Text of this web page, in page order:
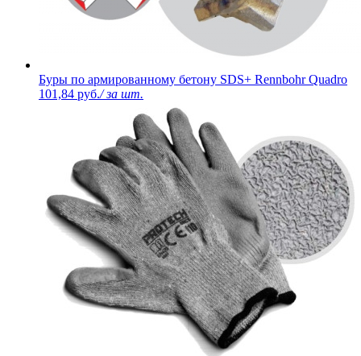
Буры по армированному бетону SDS+ Rennbohr Quadro
101,84 руб./ за шт.